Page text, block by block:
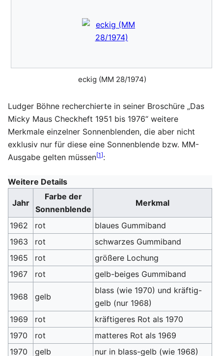
eckig (MM 28/1974)
Ludger Böhne recherchierte in seiner Broschüre „Das
Micky Maus Checkheft 1951 bis 1976“ weitere
Merkmale einzelner Sonnenblenden, die aber nicht
exklusiv nur für diese eine Sonnenblende bzw. MM-
Ausgabe gelten müssen[1]:
Weitere Details
Jahr
Farbe der
Sonnenblende
Merkmal
1962 rot
blaues Gummiband
1963
rot
schwarzes Gummiband
1965
rot
größere Lochung
1967
rot gelb-beiges Gummiband
1968 gelb
blass (wie 1970) und kräftig-
gelb (nur 1968)
1969
rot
kräftigeres Rot als 1970
1970
rot
matteres Rot als 1969
1970
gelb
nur in blass-gelb (wie 1968)